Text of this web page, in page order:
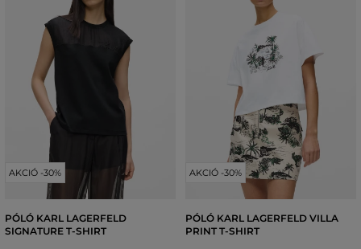
AKCIÓ -30%
PÓLÓ KARL LAGERFELD
SIGNATURE T-SHIRT
AKCIÓ -30%
PÓLÓ KARL LAGERFELD VILLA
PRINT T-SHIRT